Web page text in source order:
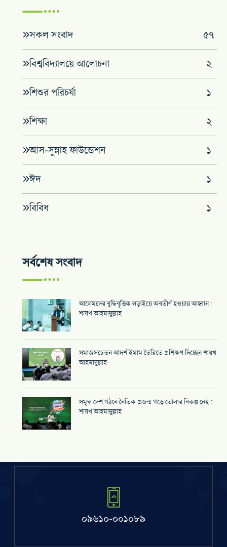
সকল সংবাদ ৫৭
বিশ্ববিদ্যালয়ে আলোচনা ২
শিশুর পরিচর্যা ১
শিক্ষা ২
আস-সুন্নাহ ফাউন্ডেশন ১
ঈদ ১
বিবিধ ১
সর্বশেষ সংবাদ
আলেমদের বুদ্ধিবৃত্তিক লড়াইয়ে অবতীর্ণ হওয়ার আহ্বান :
শায়খ আহমাদুল্লাহ
সমাজসচেতন আদর্শ ইমাম তৈরিতে প্রশিক্ষণ দিচ্ছেন শায়খ
আহমাদুল্লাহ
সমৃদ্ধ দেশ গঠনে নৈতিক প্রজন্ম গড়ে তোলার বিকল্প নেই :
শায়খ আহমাদুল্লাহ
০৯৬১০-০০১০৮৯